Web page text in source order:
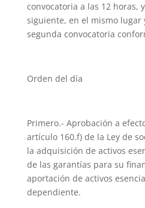
convocatoria a las 12 horas,
siguiente, en el mismo lugar
segunda convocatoria
Orden del día
Primero.- Aprobación a
artículo 160.f) de la Ley de
la adquisición de activos
de las garantías para su
aportación de activos
dependiente.